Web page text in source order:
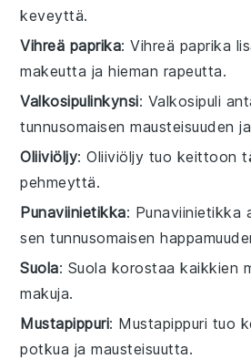
keveyttä.
Vihreä paprika: Vihreä paprika
makeutta ja hieman rapeutta.
Valkosipulinkynsi: Valkosipuli
tunnusomaisen mausteisuuden
Oliiviöljy: Oliiviöljy tuo keittoon
pehmeyttä.
Punaviinietikka: Punaviinietikka
sen tunnusomaisen
Suola: Suola korostaa kaikkien
makuja.
Mustapippuri: Mustapippuri tuo
potkua ja mausteisuutta.